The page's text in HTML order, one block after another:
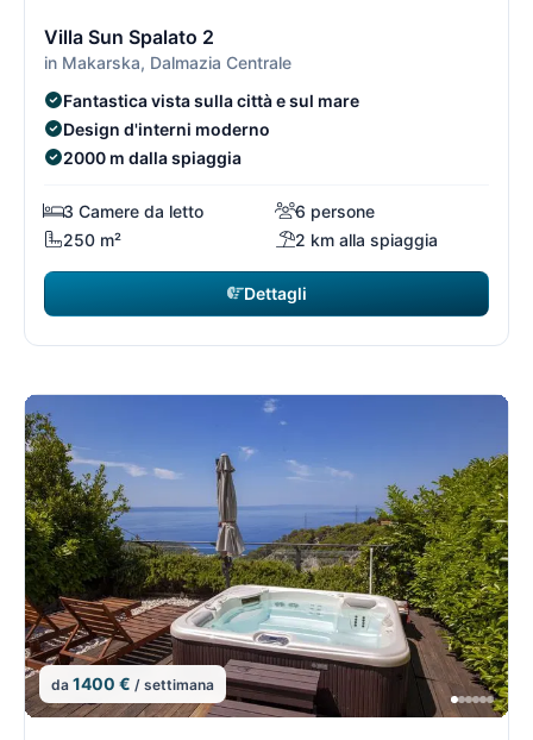
Villa Sun Spalato 2
in Makarska, Dalmazia Centrale
Fantastica vista sulla città e sul mare
Design d'interni moderno
2000 m dalla spiaggia
3 Camere da letto
6 persone
250 m²
2 km alla spiaggia
Dettagli
da 1400 € / settimana